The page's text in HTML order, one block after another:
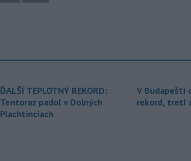
ĎALŠÍ TEPLOTNÝ REKORD:
Tentoraz padol v Dolných
Plachtinciach
V Budapešti
rekord, tretí